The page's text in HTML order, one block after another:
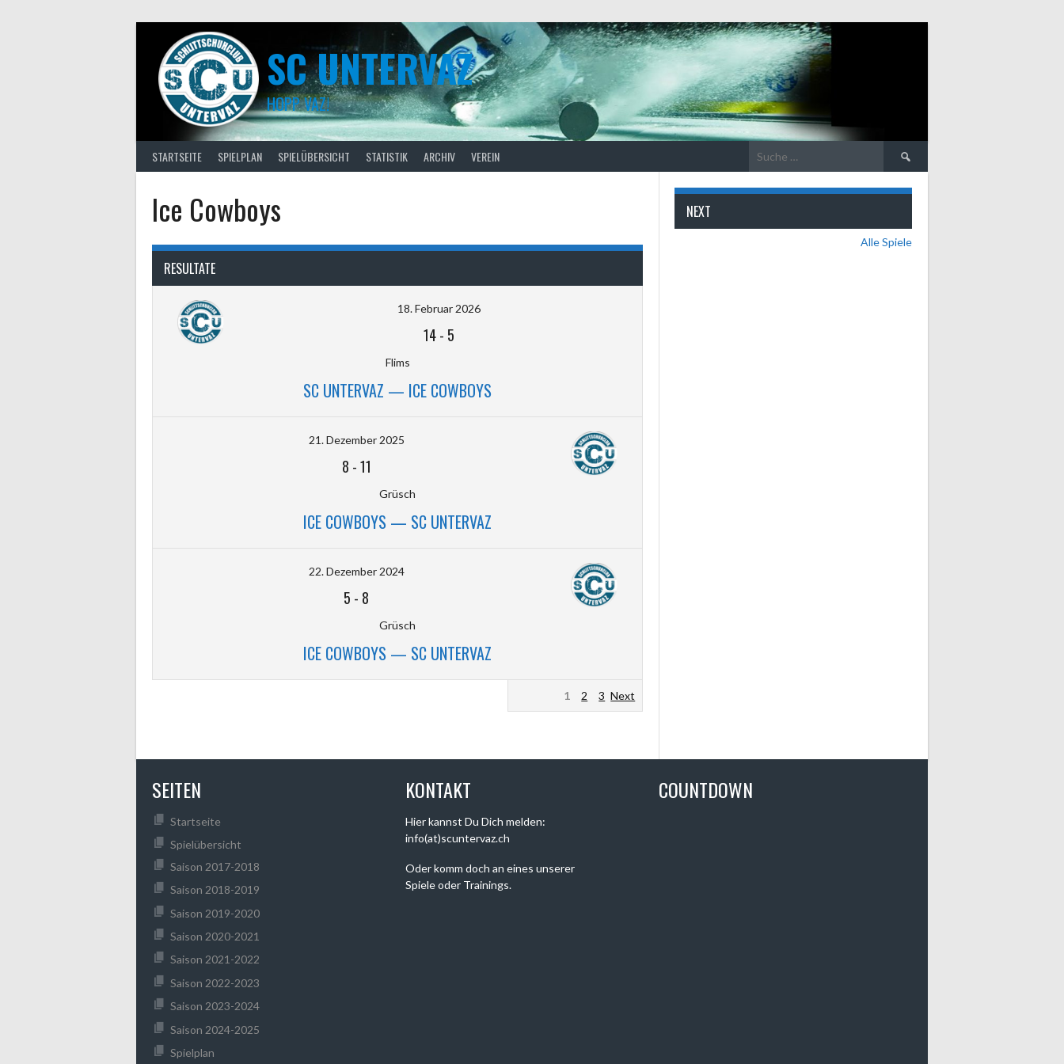
SC UNTERVAZ
HOPP VAZ!
STARTSEITE SPIELPLAN SPIELÜBERSICHT STATISTIK ARCHIV VEREIN
Suche
nach:
Ice Cowboys
RESULTATE
18. Februar 2026
14- 5
Flims
SC UNTERVAZ — ICE COWBOYS
21. Dezember 2025
8 -11
Grüsch
ICE COWBOYS — SC UNTERVAZ
22. Dezember 2024
5 - 8
Grüsch
ICE COWBOYS — SC UNTERVAZ
1 2 3 Next
NEXT
Alle Spiele
SEITEN
Startseite
Spielübersicht
Saison 2017-2018
Saison 2018-2019
Saison 2019-2020
Saison 2020-2021
Saison 2021-2022
Saison 2022-2023
Saison 2023-2024
Saison 2024-2025
Spielplan
KONTAKT
Hier kannst Du Dich melden:
info(at)scuntervaz.ch
Oder komm doch an eines unserer
Spiele oder Trainings.
COUNTDOWN